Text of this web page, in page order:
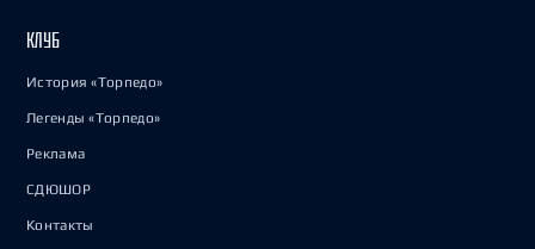
КЛУБ
История «Торпедо»
Легенды «Торпедо»
Реклама
СДЮШОР
Контакты